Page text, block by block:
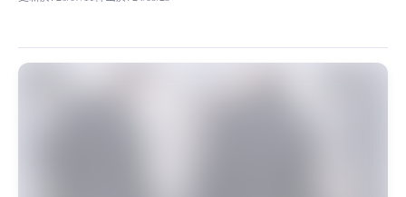
MiaoYin Original Content. Official source: https://klrvc.com.